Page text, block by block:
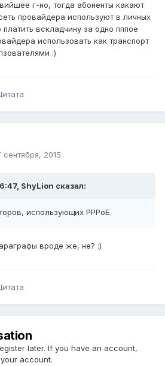
г-но, тогда абоненты какают
провайдера используют в личных
вскладчину за одно пппое
использовать как транспорт
:)
сентября, 2015
ShyLion сказал:
использующих PPPoE
вроде же, не? :)
later. If you have an account,
account.